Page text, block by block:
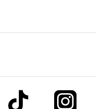
linkedinlink to tiktok